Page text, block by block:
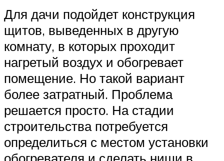
Для дачи подойдет конструкция
щитов, выведенных в другую
комнату, в которых проходит
нагретый воздух и обогревает
помещение. Но такой вариант
более затратный. Проблема
решается просто. На стадии
строительства потребуется
определиться с местом установки